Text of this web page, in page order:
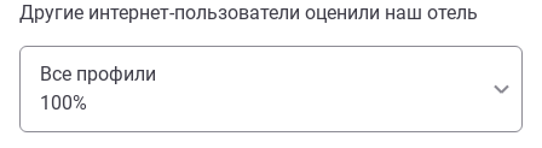
Другие интернет-пользователи оценили наш отель
Все профили
100%